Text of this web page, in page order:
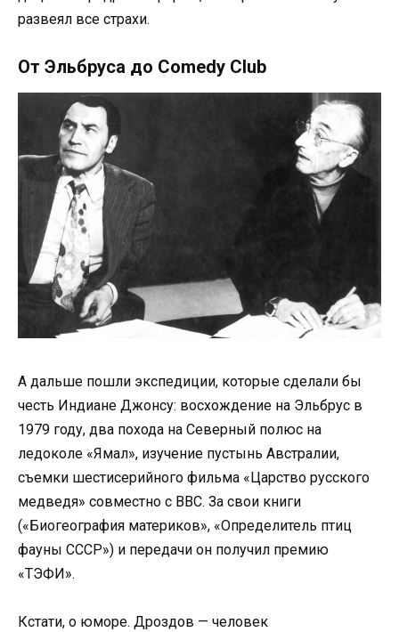
развеял все страхи.
От Эльбруса до Comedy Club
А дальше пошли экспедиции, которые сделали бы
честь Индиане Джонсу: восхождение на Эльбрус в
1979 году, два похода на Северный полюс на
ледоколе «Ямал», изучение пустынь Австралии,
съемки шестисерийного фильма «Царство русского
медведя» совместно с BBC. За свои книги
(«Биогеография материков», «Определитель птиц
фауны СССР») и передачи он получил премию
«ТЭФИ».
Кстати, о юморе. Дроздов — человек